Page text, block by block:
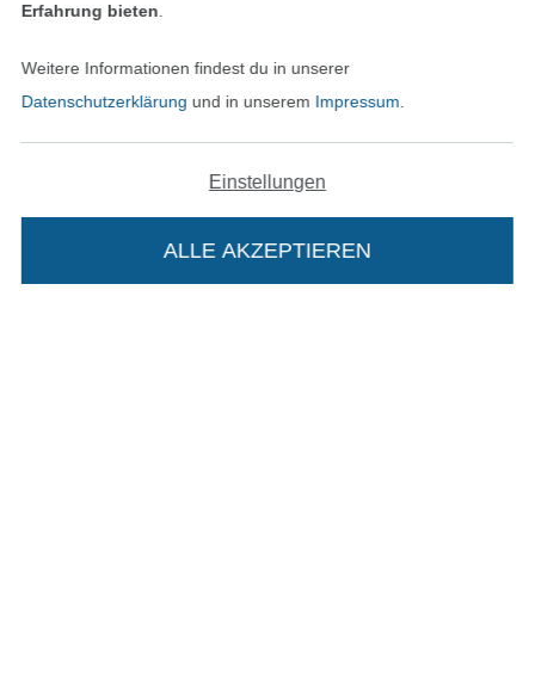
In deinen Warenkorb
Impressum
AGB
Datenschutz
Widerrufsrecht
In den deutschen Shop wechseln (aktuell
Erfahrung bieten
Weitere Informationen findest du in unserer
Datenschutzerklärung und in unserem Impressum
Einstellungen
ALLE AKZEPTIEREN